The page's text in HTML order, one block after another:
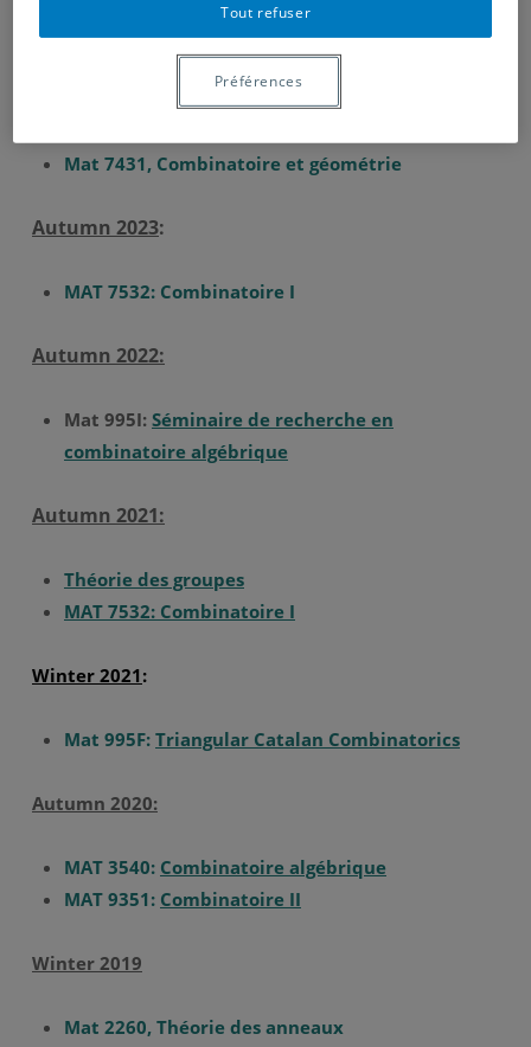
Théorie des groupes
Mat 7431, Combinatoire et géométrie
Autumn 2023:
MAT 7532: Combinatoire I
Autumn 2022:
Mat 995I: Séminaire de recherche en
combinatoire algébrique
Autumn 2021:
Théorie des groupes
MAT 7532: Combinatoire I
Winter 2021:
Mat 995F: Triangular Catalan Combinatorics
Autumn 2020:
MAT 3540: Combinatoire algébrique
MAT 9351: Combinatoire II
Winter 2019
Mat 2260, Théorie des anneaux
Tout refuser
Préférences